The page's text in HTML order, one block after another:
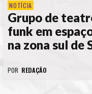
NOTÍCIA
Grupo de
funk em
na zona sul de
POR REDAÇÃO